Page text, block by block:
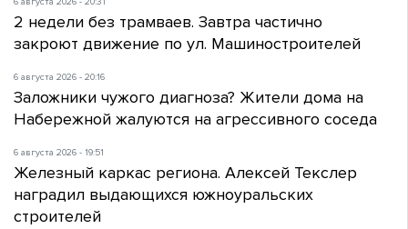
2 недели без трамваев. Завтра частично
закроют движение по ул. Машиностроителей
6 августа 2026 - 20:16
Заложники чужого диагноза? Жители дома на
Набережной жалуются на агрессивного соседа
6 августа 2026 - 19:51
Железный каркас региона. Алексей Текслер
наградил выдающихся южноуральских
строителей